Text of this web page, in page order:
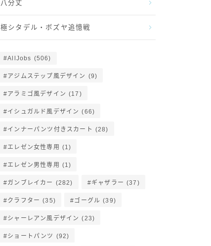
八分丈
極シタデル・ボズヤ追憶戦
AllJobs (506)
アジムステップ風デザイン (9)
アラミゴ風デザイン (17)
イシュガルド風デザイン (66)
インナーパンツ付きスカート (28)
エレゼン女性専用 (1)
エレゼン男性専用 (1)
ガンブレイカー (282) ギャザラー (37)
クラフター (35) ゴーグル (39)
シャーレアン風デザイン (23)
ショートパンツ (92)